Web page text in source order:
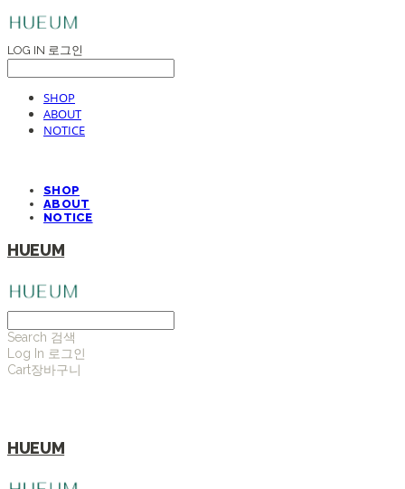
LOG IN 로그인
SHOP
ABOUT
NOTICE
SHOP
ABOUT
NOTICE
HUEUM
Search 검색
Log In 로그인
Cart장바구니
HUEUM